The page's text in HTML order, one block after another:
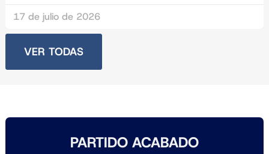
17 de julio de 2026
VER TODAS
PARTIDO ACABADO